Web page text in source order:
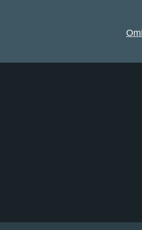
Om